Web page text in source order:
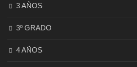
3 AÑOS
3º GRADO
4 AÑOS